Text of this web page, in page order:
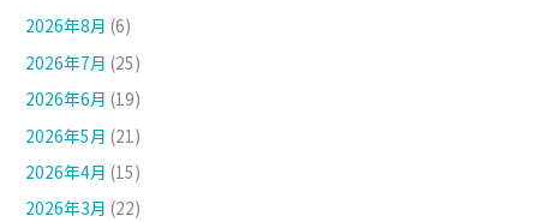
2026年8月 (6)
2026年7月 (25)
2026年6月 (19)
2026年5月 (21)
2026年4月 (15)
2026年3月 (22)